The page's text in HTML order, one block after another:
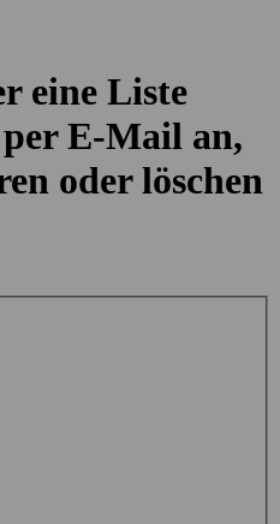
eine Liste
E-Mail an,
oder löschen